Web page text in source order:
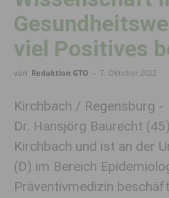
viel Positives
von Redaktion GTO - 7. Oktober 2022
Kirchbach / Regensburg -
Dr. Hansjörg Baurecht
Kirchbach und ist an der
(D) im Bereich
Präventivmedizin